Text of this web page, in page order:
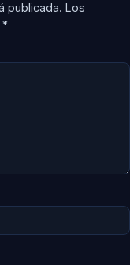
publicada. Los
*